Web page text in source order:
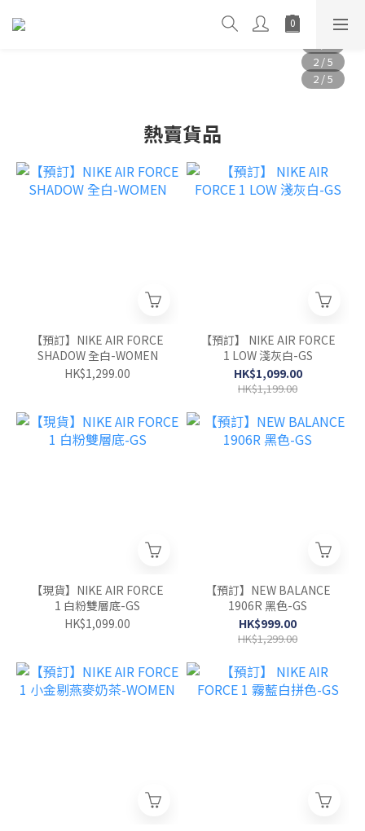
熱賣貨品
【預訂】NIKE AIR FORCE
SHADOW 全白-WOMEN
HK$1,299.00
【預訂】 NIKE AIR FORCE
1 LOW 淺灰白-GS
HK$1,099.00
HK$1,199.00
【現貨】NIKE AIR FORCE
1 白粉雙層底-GS
HK$1,099.00
【預訂】NEW BALANCE
1906R 黑色-GS
HK$999.00
HK$1,299.00